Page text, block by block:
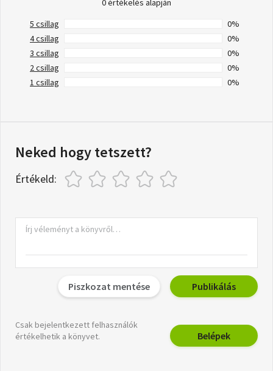
0 értékelés alapján
5 csillag
0%
4 csillag
0%
3 csillag
0%
2 csillag
0%
1 csillag
0%
Neked hogy tetszett?
Értékeld:
Piszkozat mentése Publikálás
Csak bejelentkezett felhasználók
értékelhetik a könyvet.
Belépek